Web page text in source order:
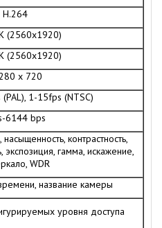
H.264
(2560x1920)
(2560x1920)
x 720
1-15fps (NTSC)
6144 bps
насыщенность, контрастность,
экспозиция, гамма, искажение,
WDR
название камеры
уровня доступа